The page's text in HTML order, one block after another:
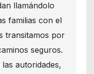
llamándolo
familias con el
transitamos por
seguros.
autoridades,